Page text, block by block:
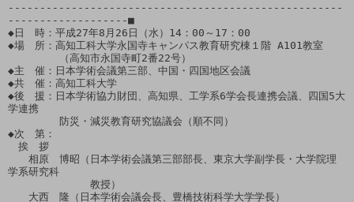
-----------------------------------------------------
-------------------■
◆日　時：平成27年8月26日（水）14：00～17：00
◆場　所：高知工科大学永国寺キャンパス教育研究棟１階 A101教室
（高知市永国寺町2番22号）
◆主　催：日本学術会議第三部、中国・四国地区会議
◆共　催：高知工科大学
◆後　援：日本学術協力財団、高知県、工学系6学会長連携会議、四国5大
学連携
防災・減災教育研究協議会（順不同）
◆次　第：
挨　拶
相原　博昭（日本学術会議第三部部長、東京大学副学長・大学院理
学系研究科
教授）
大西　隆（日本学術会議会長、豊橋技術科学大学学長）